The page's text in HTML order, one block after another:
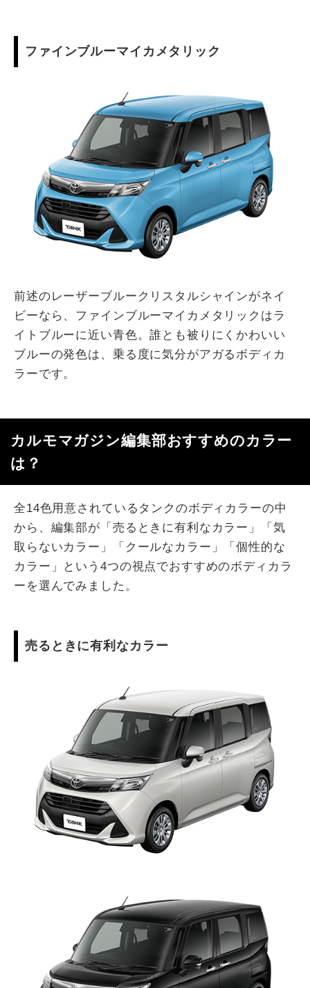
ファインブルーマイカメタリック
前述のレーザーブルークリスタルシャインがネイ
ビーなら、ファインブルーマイカメタリックはラ
イトブルーに近い青色。誰とも被りにくかわいい
ブルーの発色は、乗る度に気分がアガるボディカ
ラーです。
カルモマガジン編集部おすすめのカラー
は？
全14色用意されているタンクのボディカラーの中
から、編集部が「売るときに有利なカラー」「気
取らないカラー」「クールなカラー」「個性的な
カラー」という4つの視点でおすすめのボディカラ
ーを選んでみました。
売るときに有利なカラー